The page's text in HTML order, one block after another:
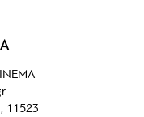
11523